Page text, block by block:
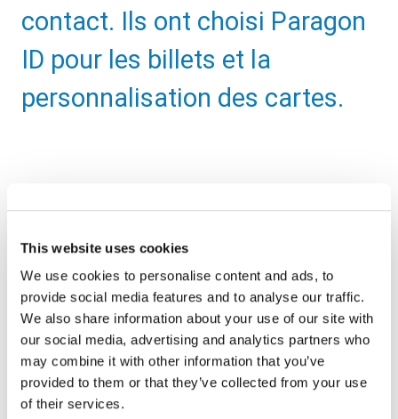
This website uses cookies
We use cookies to personalise content and ads, to
provide social media features and to analyse our traffic.
We also share information about your use of our site with
our social media, advertising and analytics partners who
may combine it with other information that you’ve
provided to them or that they’ve collected from your use
of their services.
contact. Ils ont choisi Paragon
ID pour les billets et la
personnalisation des cartes.
en vigueur sur l’ensemble du réseau STRAN. Il sera
hYcéo Passcomprend des cartes sans contact et des
billets sans contact. Paragon ID a été choisi pour fournir
les billets sans contact ainsi que la personnalisation des
cartes et leur envoi par courrier aux abonnés. Plus de
160 000 ont été fabriqués, encodés et stockés prêt à
être distribués et utilisés. La personalisation et la
préparation des courriers est également en cours pour